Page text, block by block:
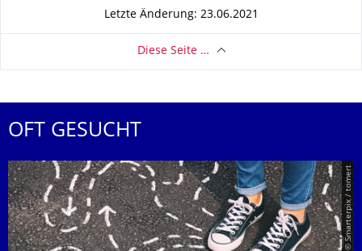
Letzte Änderung: 23.06.2021
Diese Seite …
OFT GESUCHT
© Smarterpix / tomert